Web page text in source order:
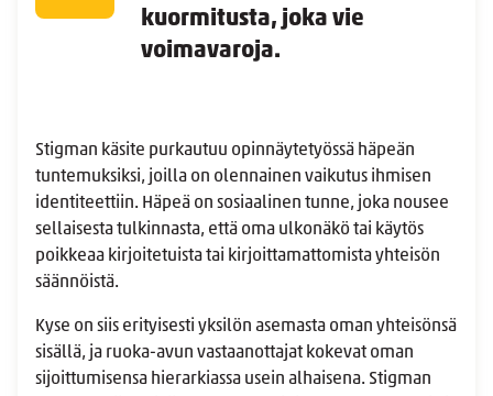
kuormitusta, joka vie
voimavaroja.
Stigman käsite purkautuu opinnäytetyössä häpeän
tuntemuksiksi, joilla on olennainen vaikutus ihmisen
identiteettiin. Häpeä on sosiaalinen tunne, joka nousee
sellaisesta tulkinnasta, että oma ulkonäkö tai käytös
poikkeaa kirjoitetuista tai kirjoittamattomista yhteisön
säännöistä.
Kyse on siis erityisesti yksilön asemasta oman yhteisönsä
sisällä, ja ruoka-avun vastaanottajat kokevat oman
sijoittumisensa hierarkiassa usein alhaisena. Stigman